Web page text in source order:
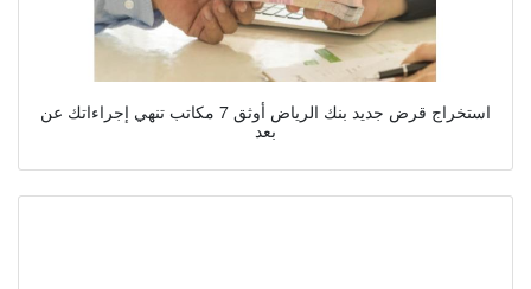
استخراج قرض جديد بنك الرياض أوثق 7 مكاتب تنهي إجراءاتك عن
بعد